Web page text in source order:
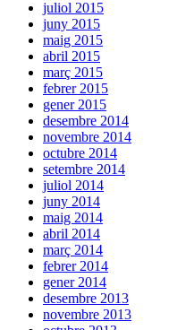
juliol 2015
juny 2015
maig 2015
abril 2015
març 2015
febrer 2015
gener 2015
desembre 2014
novembre 2014
octubre 2014
setembre 2014
juliol 2014
juny 2014
maig 2014
abril 2014
març 2014
febrer 2014
gener 2014
desembre 2013
novembre 2013